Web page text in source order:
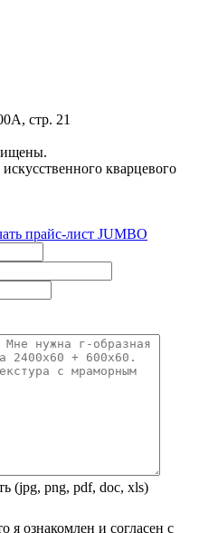
стр. 21
кварцевого
прайс-лист JUMBO
(jpg, png, pdf, doc, xls)
ознакомлен и согласен с